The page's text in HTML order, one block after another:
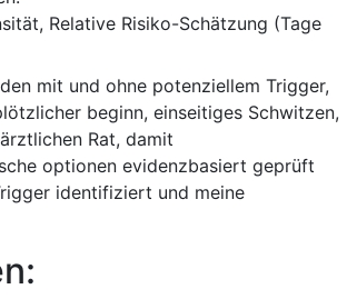
Relative Risiko-Schätzung (Tage
mit und ohne potenziellem ‌Trigger,
beginn, ​einseitiges Schwitzen,
Rat, damit
‍optionen evidenzbasiert geprüft
⁣identifiziert⁤ und meine